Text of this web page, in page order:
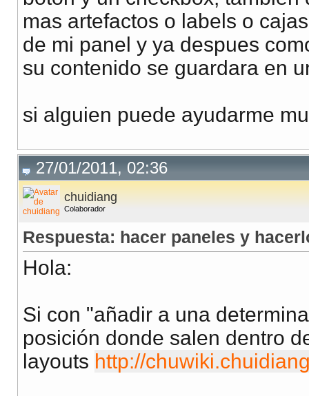
mas artefactos o labels o
de mi panel y ya despues
su contenido se guardara en
si alguien puede ayudarme
27/01/2011, 02:36
chuidiang
Colaborador
Respuesta: hacer paneles y
Hola:
Si con "añadir a una
posición donde salen dentro
layouts http://